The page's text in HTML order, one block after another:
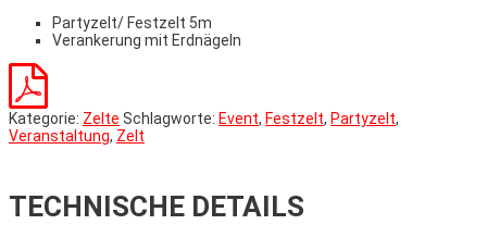
Partyzelt/ Festzelt 5m
Verankerung mit Erdnägeln
Kategorie: Zelte Schlagworte: Event, Festzelt, Partyzelt,
Veranstaltung, Zelt
TECHNISCHE DETAILS